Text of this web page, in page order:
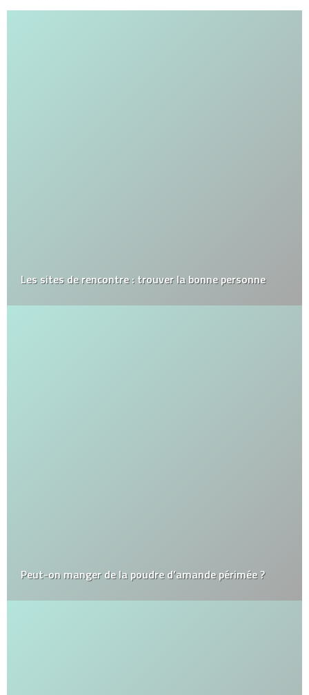
Les sites de rencontre : trouver la bonne personne
Peut-on manger de la poudre d’amande périmée ?